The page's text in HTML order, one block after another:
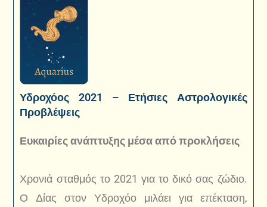
Υδροχόος 2021 – Ετήσιες Αστρολογικές
Προβλέψεις
Ευκαιρίες ανάπτυξης μέσα από προκλήσεις
Χρονιά σταθμός το 2021 για το δικό σας ζώδιο.
Ο Δίας στον Υδροχόο μιλάει για επέκταση,